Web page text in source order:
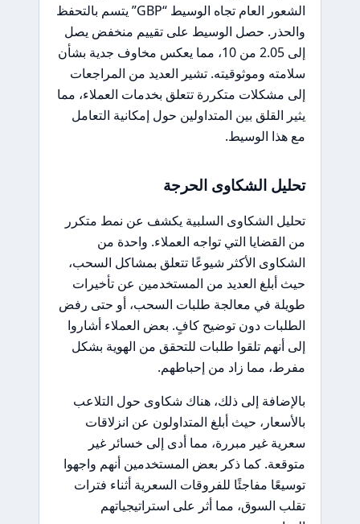
الشعور العام تجاه الوسيط “GBP” يتسم بالتحفظ
والحذر. حصل الوسيط على تقييم منخفض يصل
إلى 2.05 من 10، مما يعكس مخاوف جدية بشأن
سلامته وموثوقيته. تشير العديد من المراجعات
إلى مشكلات متكررة تتعلق بخدمات العملاء، مما
يثير القلق بين المتداولين حول إمكانية التعامل
مع هذا الوسيط.
تحليل الشكاوى الحرجة
تحليل الشكاوى السلبية يكشف عن نمط متكرر
من القضايا التي تواجه العملاء. واحدة من
الشكاوى الأكثر شيوعًا تتعلق بمشاكل السحب،
حيث أبلغ العديد من المستخدمين عن تأخيرات
طويلة في معالجة طلبات السحب، أو حتى رفض
الطلبات دون توضيح كافٍ. بعض العملاء أشاروا
إلى أنهم تلقوا طلبات للتحقق من الهوية بشكل
مفرط، مما زاد من إحباطهم.
بالإضافة إلى ذلك، هناك شكاوى حول التلاعب
بالأسعار، حيث أبلغ المتداولون عن انزلاقات
سعرية غير مبررة، مما أدى إلى خسائر غير
متوقعة. كما ذكر بعض المستخدمين أنهم واجهوا
توسيعًا مفاجئًا للفروقات السعرية أثناء فترات
تقلب السوق، مما أثر على استراتيجياتهم